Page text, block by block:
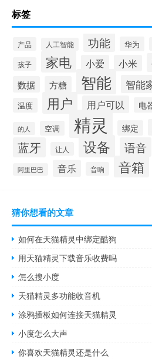
标签
产品 人工智能 功能 华为
孩子 家电 小爱 小米
数据 方糖 智能 智能
温度
用户 用户可以 电
的人 空调 精灵 绑定
蓝牙 让人 设备 语音
阿里巴巴 音乐 音响 音箱
猜你想看的文章
如何在天猫精灵中绑定酷狗
用天猫精灵下载音乐收费吗
怎么搜小度
天猫精灵多功能收音机
涂鸦插板如何连接天猫精灵
小度怎么大声
你喜欢天猫精灵还是什么